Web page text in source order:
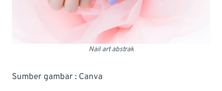
Nail art abstrak
Sumber gambar : Canva